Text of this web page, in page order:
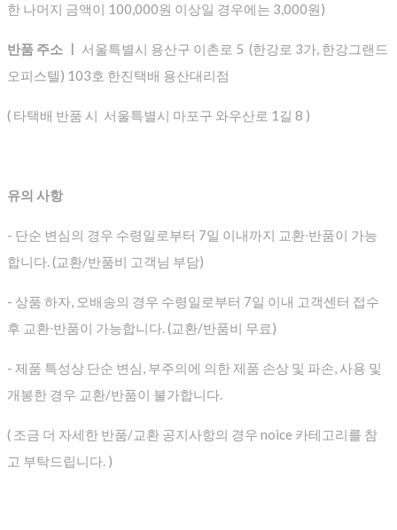
한 나머지 금액이 100,000원 이상일 경우에는 3,000원)
반품 주소 ㅣ 서울특별시 용산구 이촌로 5 (한강로 3가, 한강그랜드
오피스텔) 103호 한진택배 용산대리점
( 타택배 반품 시 서울특별시 마포구 와우산로 1길 8 )
유의 사항
- 단순 변심의 경우 수령일로부터 7일 이내까지 교환∙반품이 가능
합니다. (교환/반품비 고객님 부담)
- 상품 하자, 오배송의 경우 수령일로부터 7일 이내 고객센터 접수
후 교환∙반품이 가능합니다. (교환/반품비 무료)
- 제품 특성상 단순 변심, 부주의에 의한 제품 손상 및 파손, 사용 및
개봉한 경우 교환/반품이 불가합니다.
( 조금 더 자세한 반품/교환 공지사항의 경우 noice 카테고리를 참
고 부탁드립니다. )